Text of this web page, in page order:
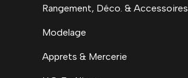
Rangement, Déco. & Accessoires
Modelage
Apprets & Mercerie